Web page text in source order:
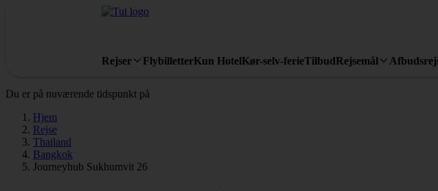
Rejser FlybilletterKun HotelKør-selv-ferieTilbudRejsemål
Du er på nuværende tidspunkt på
Hjem
Rejse
Thailand
Bangkok
Journeyhub Sukhumvit 26